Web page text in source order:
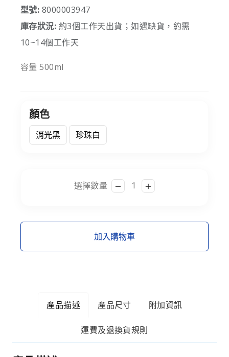
型號: 8000003947
庫存狀況: 約3個工作天出貨；如遇缺貨，約需
10~14個工作天
容量 500ml
顏色
消光黑 珍珠白
選擇數量
加入購物車
產品描述 產品尺寸 附加資訊
運費及退換貨規則